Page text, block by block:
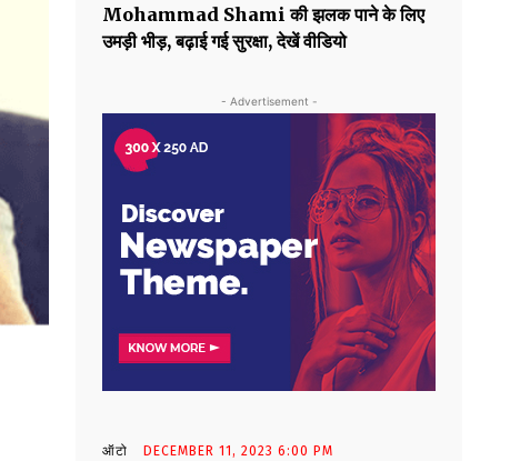
Mohammad Shami की झलक पाने के लिए
उमड़ी भीड़, बढ़ाई गई सुरक्षा, देखें वीडियो
- Advertisement -
ऑटो DECEMBER 11, 2023 6:00 PM